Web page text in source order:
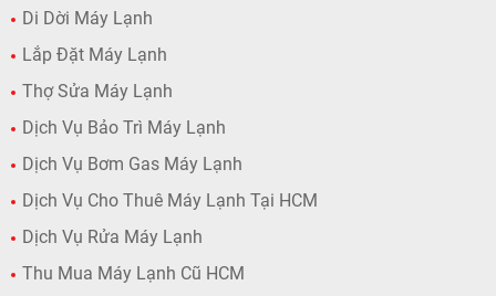
Di Dời Máy Lạnh
Lắp Đặt Máy Lạnh
Thợ Sửa Máy Lạnh
Dịch Vụ Bảo Trì Máy Lạnh
Dịch Vụ Bơm Gas Máy Lạnh
Dịch Vụ Cho Thuê Máy Lạnh Tại HCM
Dịch Vụ Rửa Máy Lạnh
Thu Mua Máy Lạnh Cũ HCM